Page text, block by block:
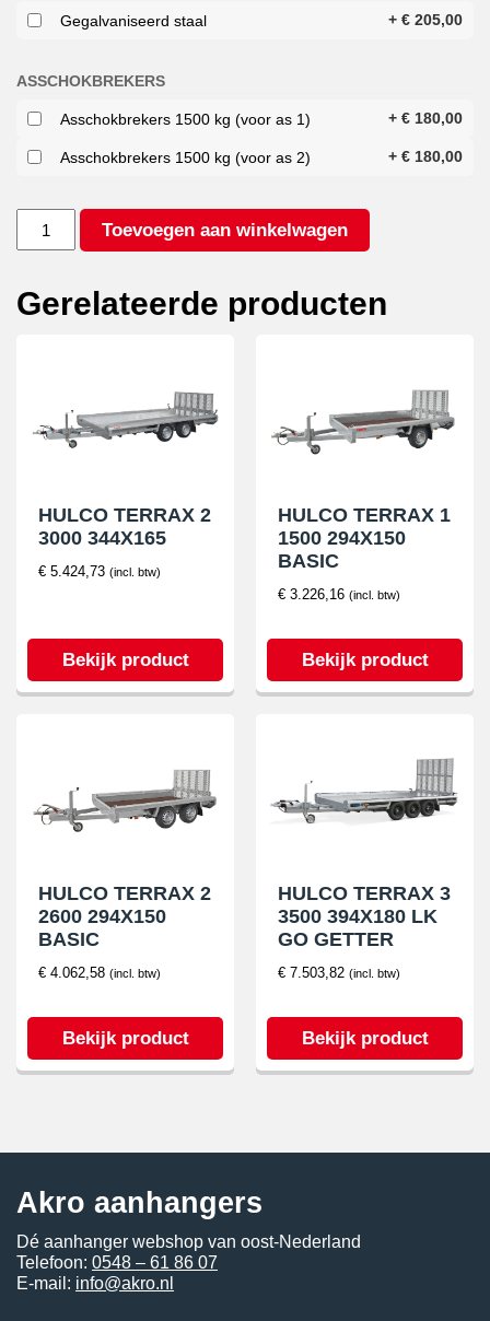
Gegalvaniseerd staal + € 205,00
ASSCHOKBREKERS
Asschokbrekers 1500 kg (voor as 1) + € 180,00
Asschokbrekers 1500 kg (voor as 2) + € 180,00
TERRAX
394X180
Toevoegen aan winkelwagen
Gerelateerde producten
HULCO TERRAX 2
3000 344X165
€ 5.424,73 (incl. btw)
Bekijk product
HULCO TERRAX 1
1500 294X150
BASIC
€ 3.226,16 (incl. btw)
Bekijk product
HULCO TERRAX 2
2600 294X150
BASIC
€ 4.062,58 (incl. btw)
Bekijk product
HULCO TERRAX 3
3500 394X180 LK
GO GETTER
€ 7.503,82 (incl. btw)
Bekijk product
Akro aanhangers
Dé aanhanger webshop van oost-Nederland
Telefoon: 0548 – 61 86 07
E-mail: info@akro.nl